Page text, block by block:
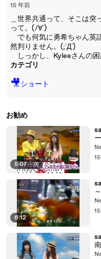
15 年前
＿世界共通って、そこは
って。(ﾉ∀`)
でも何気に勇希ちゃん英
然判りません。(;´Д`)
しっかし、Kyleeさんの困
カテゴリ
🎥ショート
お勧め
5:07 | 次
6:12